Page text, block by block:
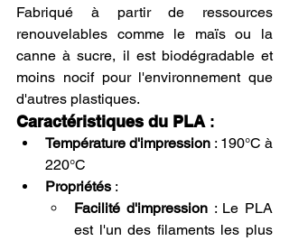
Fabriqué à partir de ressources
renouvelables comme le maïs ou la
canne à sucre, il est biodégradable et
moins nocif pour l'environnement que
d'autres plastiques.
Caractéristiques du PLA :
Température d'impression : 190°C à
220°C
Propriétés :
Facilité d'impression : Le PLA
est l'un des filaments les plus